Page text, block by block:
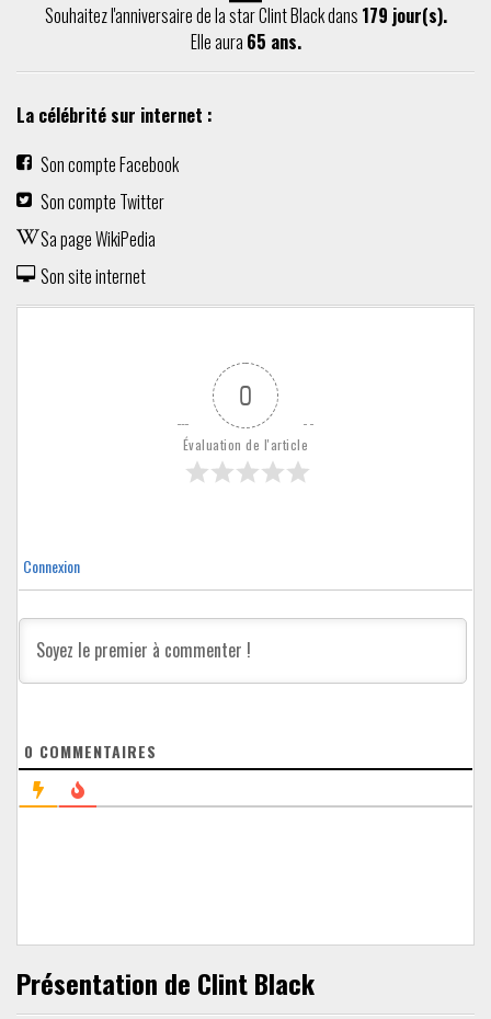
Souhaitez l'anniversaire de la star Clint Black dans 179 jour(s).
Elle aura 65 ans.
La célébrité sur internet :
Son compte Facebook
Son compte Twitter
Sa page WikiPedia
Son site internet
0
Évaluation de l'article
Connexion
0 COMMENTAIRES
Présentation de Clint Black